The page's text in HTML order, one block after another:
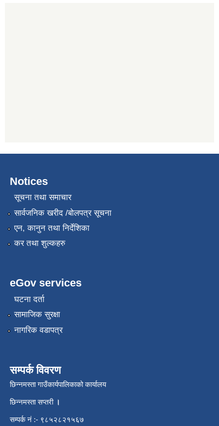
Notices
सूचना तथा समाचार
सार्वजनिक खरीद /बोलपत्र सूचना
एन, कानुन तथा निर्देशिका
कर तथा शुल्कहरु
eGov services
घटना दर्ता
सामाजिक सुरक्षा
नागरिक वडापत्र
सम्पर्क विवरण
छिन्नमस्ता गाउँकार्यपालिकाको कार्यालय
छिन्नमस्ता सप्तरी ।
सम्पर्क नं :- ९८५२८२१५६७